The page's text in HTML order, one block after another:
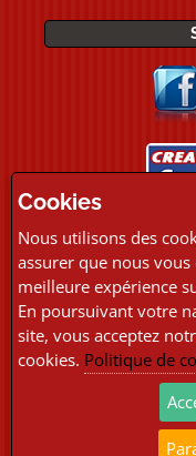
Copyright ©
Cookies
Nous utilisons des
assurer que nous
meilleure expérience
En poursuivant votre
site, vous acceptez
cookies. Politique de